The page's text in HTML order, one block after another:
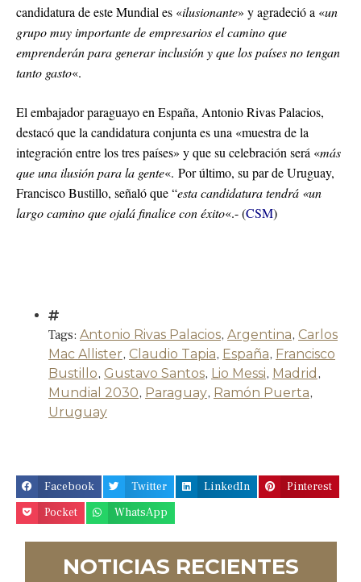
candidatura de este Mundial es «ilusionante» y agradeció a «un
grupo muy importante de empresarios el camino que
emprenderán para generar inclusión y que los países no tengan
tanto gasto«.
El embajador paraguayo en España, Antonio Rivas Palacios,
destacó que la candidatura conjunta es una «muestra de la
integración entre los tres países» y que su celebración será «más
que una ilusión para la gente«. Por último, su par de Uruguay,
Francisco Bustillo, señaló que “esta candidatura tendrá «un
largo camino que ojalá finalice con éxito«.- (CSM)
Tags: Antonio Rivas Palacios, Argentina, Carlos
Mac Allister, Claudio Tapia, España, Francisco
Bustillo, Gustavo Santos, Lio Messi, Madrid ,
Mundial 2030, Paraguay, Ramón Puerta,
Uruguay
Facebook Twitter LinkedIn
Pinterest
Pocket
WhatsApp
NOTICIAS RECIENTES